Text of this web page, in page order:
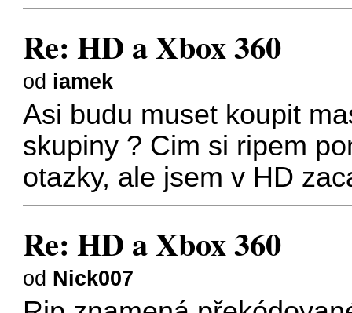
Re: HD a Xbox 360
od iamek
Asi budu muset koupit
skupiny ? Cim si ripem
otazky, ale jsem v HD
Re: HD a Xbox 360
od Nick007